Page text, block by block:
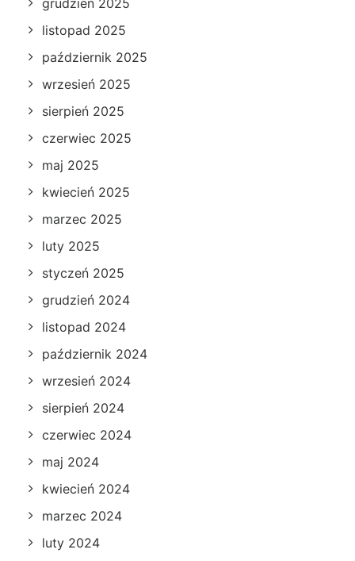
grudzień 2025
listopad 2025
październik 2025
wrzesień 2025
sierpień 2025
czerwiec 2025
maj 2025
kwiecień 2025
marzec 2025
luty 2025
styczeń 2025
grudzień 2024
listopad 2024
październik 2024
wrzesień 2024
sierpień 2024
czerwiec 2024
maj 2024
kwiecień 2024
marzec 2024
luty 2024